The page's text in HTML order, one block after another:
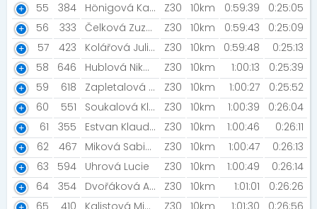
55
384 Hönigová Kateřina Z30 10km 0:59:39
0:25:05
56
333 Čelková Zuzana Z30 10km 0:59:43
0:25:09
57
423 Kolářová Julie [Cipísci] Z30 10km 0:59:48
0:25:13
58
646 Hublová Nikola Z30 10km 1:00:13
0:25:39
59
618 Zapletalová Vendula [Pod Slunečnou] Z30 10km 1:00:27
0:25:52
60
551 Soukalová Klára Z30 10km 1:00:39
0:26:04
61
355 Estvan Klaudia Z30 10km 1:00:46
0:26:11
62
467 Miková Sabina Z30 10km 1:00:47
0:26:13
63
594 Uhrová Lucie Z30 10km 1:00:49
0:26:14
64
354 Dvořáková Anna Z30 10km 1:01:01
0:26:26
65
410 Kalistová Michaela Z30 10km 1:01:30
0:26:56